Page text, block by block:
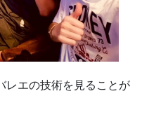
レエの技術を見ることが